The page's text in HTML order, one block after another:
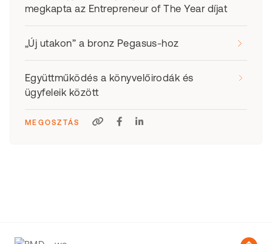
megkapta az Entrepreneur of The Year díjat
„Új utakon” a bronz Pegasus-hoz
Együttműködés a könyvelőirodák és
ügyfeleik között
MEGOSZTÁS